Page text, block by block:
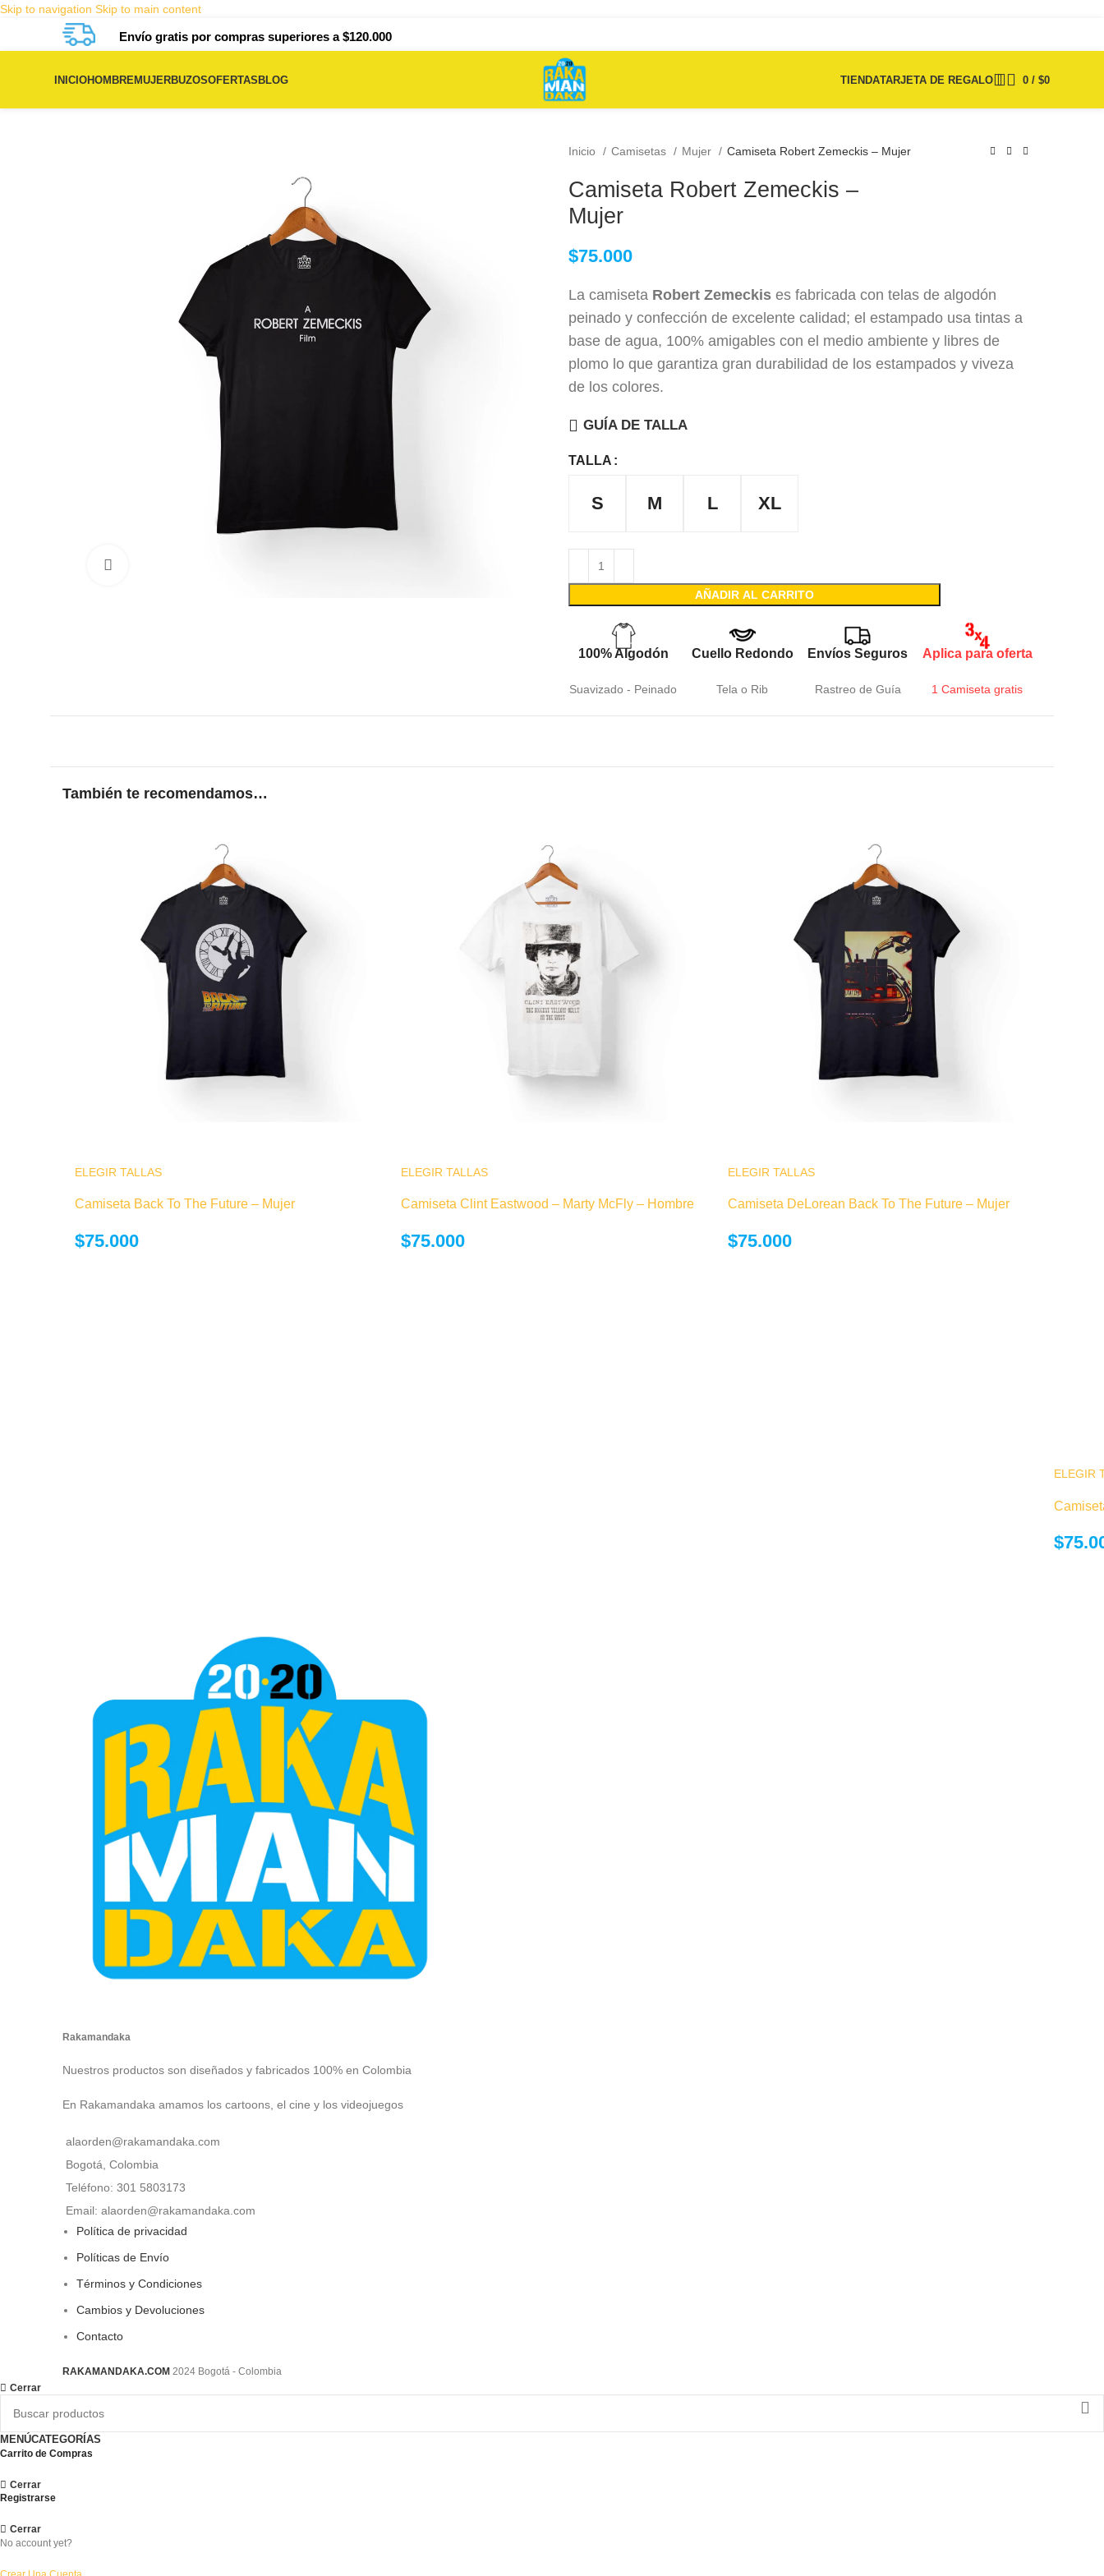
Skip to navigation Skip to main content
Envío gratis por compras superiores a $120.000
INICIOHOMBREMUJERBUZOSOFERTASBLOG TIENDATARJETA DE REGALO 0 / $0
Inicio Camisetas Mujer Camiseta Robert Zemeckis – Mujer
Camiseta Robert Zemeckis –
Mujer
$75.000
La camiseta Robert Zemeckis es fabricada con telas de algodón
peinado y confección de excelente calidad; el estampado usa tintas a
base de agua, 100% amigables con el medio ambiente y libres de
plomo lo que garantiza gran durabilidad de los estampados y viveza
de los colores.
GUÍA DE TALLA
TALLA
S M L XL
AÑADIR AL CARRITO
100% Algodón
Suavizado - Peinado
Cuello Redondo
Tela o Rib
Envíos Seguros
Rastreo de Guía
Aplica para oferta
1 Camiseta gratis
También te recomendamos…
ELEGIR TALLAS
producto
Camiseta Back To The Future – Mujer
$75.000
ELEGIR TALLAS
producto
Camiseta Clint Eastwood – Marty McFly – Hombre
$75.000
ELEGIR TALLASEste producto tiene múltiples variantes. Las
producto
Camiseta DeLorean Back To The Future – Mujer
$75.000
ELEGIR
$
Rakamandaka
Nuestros productos son diseñados y fabricados 100% en Colombia
En Rakamandaka amamos los cartoons, el cine y los videojuegos
alaorden@rakamandaka.com
Bogotá, Colombia
Teléfono: 301 5803173
Email: alaorden@rakamandaka.com
Política de privacidad
Políticas de Envío
Términos y Condiciones
Cambios y Devoluciones
Contacto
RAKAMANDAKA.COM 2024 Bogotá - Colombia
Cerrar
MENÚCATEGORÍAS
Carrito de Compras
Cerrar
Registrarse
Cerrar
No account yet?
Crear Una Cuenta